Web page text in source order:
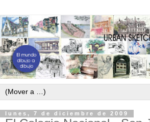
lunes, 7 de diciembre de 2009